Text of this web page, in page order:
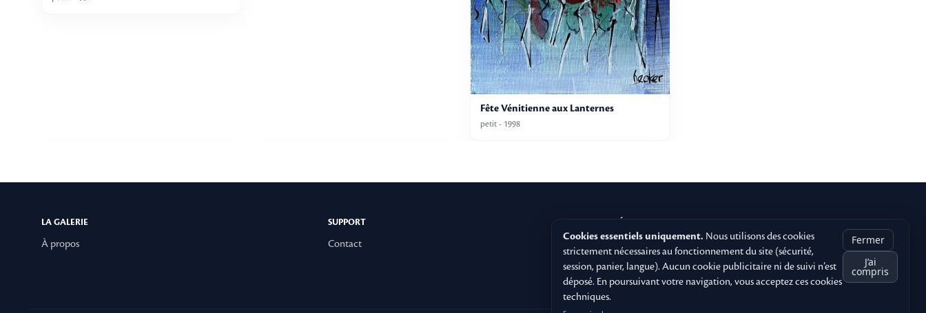
Fête Vénitienne aux Lanternes
petit - 1998
LA GALERIE
À propos
SUPPORT
Contact
CGU
Mentions Légales
Politique de confidentialité
Cookies essentiels uniquement. Nous utilisons des cookies
strictement nécessaires au fonctionnement du site (sécurité,
session, panier, langue). Aucun cookie publicitaire ni de suivi n’est
déposé. En poursuivant votre navigation, vous acceptez ces cookies
techniques.
Fermer
J’ai
compris